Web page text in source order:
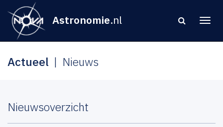
Astronomie.nl
Actueel Nieuws
Nieuwsoverzicht